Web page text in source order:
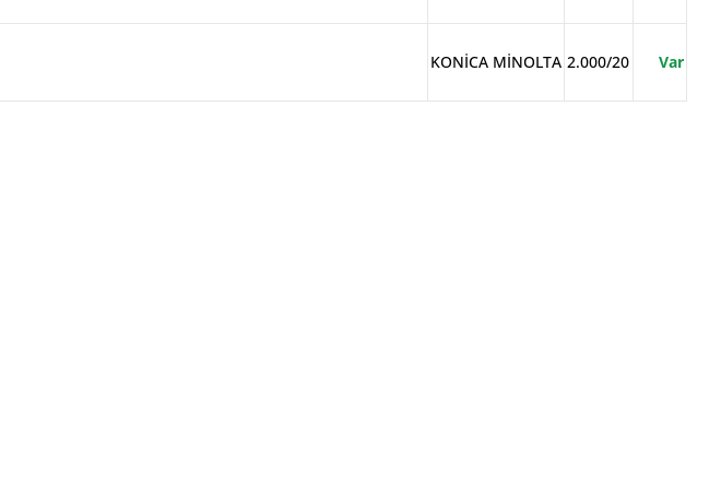
KONİCA MİNOLTA 2.000/20 Var